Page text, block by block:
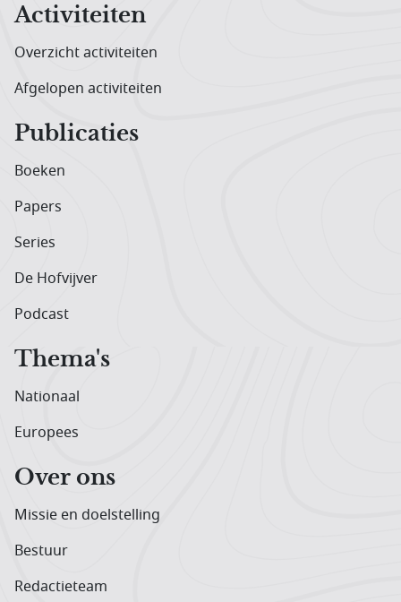
Activiteiten
Overzicht activiteiten
Afgelopen activiteiten
Publicaties
Boeken
Papers
Series
De Hofvijver
Podcast
Thema's
Nationaal
Europees
Over ons
Missie en doelstelling
Bestuur
Redactieteam